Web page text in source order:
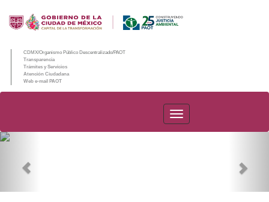
CDMX/Organismo Público Descentralizado/PAOT
Transparencia
Trámites y Servicios
Atención Ciudadana
Web e-mail PAOT
PAOT